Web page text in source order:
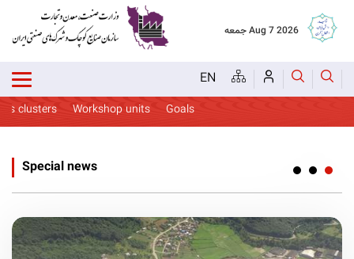
جمعه Aug 7 2026
EN
Workshop units
Goals
and Environment
Special news